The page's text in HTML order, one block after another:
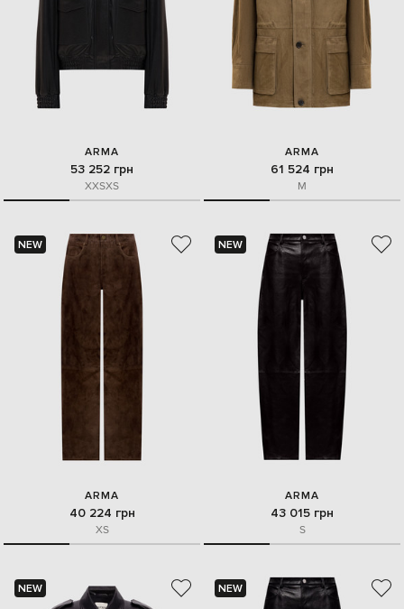
ARMA
53 252 грн
XXSXS
ARMA
61 524 грн
M
NEW
ARMA
40 224 грн
XS
NEW
ARMA
43 015 грн
S
NEW NEW